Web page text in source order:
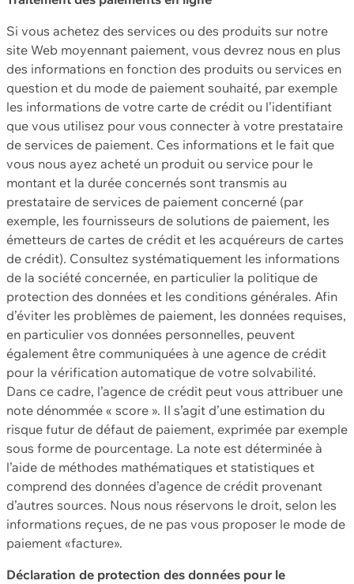
Si vous achetez des services ou des produits sur notre
site Web moyennant paiement, vous devrez nous en plus
des informations en fonction des produits ou services en
question et du mode de paiement souhaité, par exemple
les informations de votre carte de crédit ou l’identifiant
que vous utilisez pour vous connecter à votre prestataire
de services de paiement. Ces informations et le fait que
vous nous ayez acheté un produit ou service pour le
montant et la durée concernés sont transmis au
prestataire de services de paiement concerné (par
exemple, les fournisseurs de solutions de paiement, les
émetteurs de cartes de crédit et les acquéreurs de cartes
de crédit). Consultez systématiquement les informations
de la société concernée, en particulier la politique de
protection des données et les conditions générales. Afin
d’éviter les problèmes de paiement, les données requises,
en particulier vos données personnelles, peuvent
également être communiquées à une agence de crédit
pour la vérification automatique de votre solvabilité.
Dans ce cadre, l’agence de crédit peut vous attribuer une
note dénommée « score ». Il s’agit d’une estimation du
risque futur de défaut de paiement, exprimée par exemple
sous forme de pourcentage. La note est déterminée à
l’aide de méthodes mathématiques et statistiques et
comprend des données d’agence de crédit provenant
d’autres sources. Nous nous réservons le droit, selon les
informations reçues, de ne pas vous proposer le mode de
paiement «facture».
Déclaration de protection des données pour le